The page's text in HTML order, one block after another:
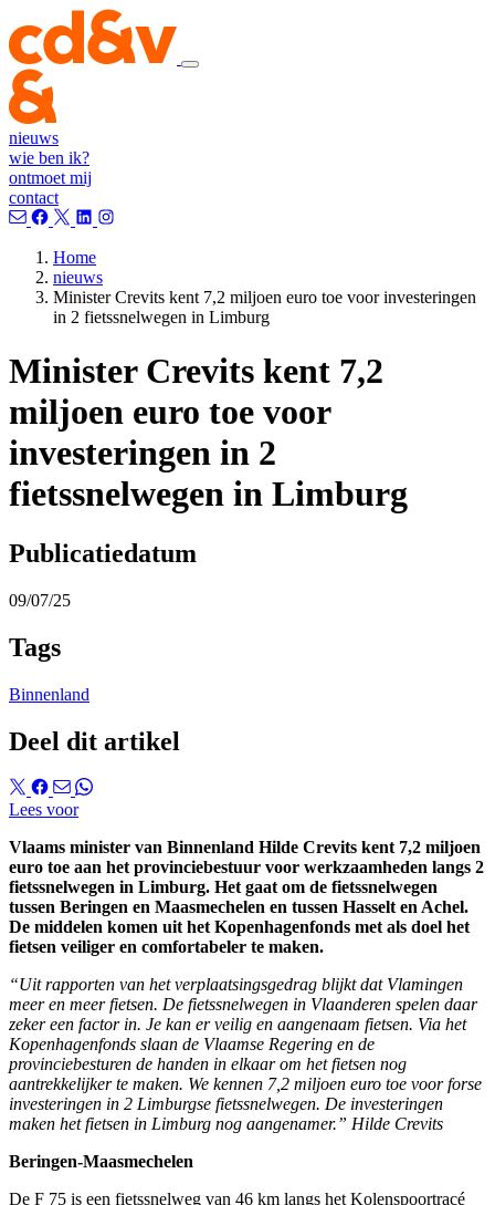
nieuws
wie ben ik?
ontmoet mij
contact
Home
nieuws
Minister Crevits kent 7,2 miljoen euro toe voor investeringen
in 2 fietssnelwegen in Limburg
Minister Crevits kent 7,2
miljoen euro toe voor
investeringen in 2
fietssnelwegen in Limburg
Publicatiedatum
09/07/25
Tags
Binnenland
Deel dit artikel
Lees voor
Vlaams minister van Binnenland Hilde Crevits kent 7,2 miljoen
euro toe aan het provinciebestuur voor werkzaamheden langs 2
fietssnelwegen in Limburg. Het gaat om de fietssnelwegen
tussen Beringen en Maasmechelen en tussen Hasselt en Achel.
De middelen komen uit het Kopenhagenfonds met als doel het
fietsen veiliger en comfortabeler te maken.
“Uit rapporten van het verplaatsingsgedrag blijkt dat Vlamingen
meer en meer fietsen. De fietssnelwegen in Vlaanderen spelen daar
zeker een factor in. Je kan er veilig en aangenaam fietsen. Via het
Kopenhagenfonds slaan de Vlaamse Regering en de
provinciebesturen de handen in elkaar om het fietsen nog
aantrekkelijker te maken. We kennen 7,2 miljoen euro toe voor forse
investeringen in 2 Limburgse fietssnelwegen. De investeringen
maken het fietsen in Limburg nog aangenamer.” Hilde Crevits
Beringen-Maasmechelen
De F 75 is een fietssnelweg van 46 km langs het Kolenspoortracé